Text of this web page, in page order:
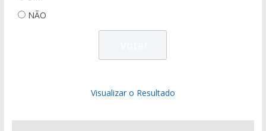
NÃO
Visualizar o Resultado